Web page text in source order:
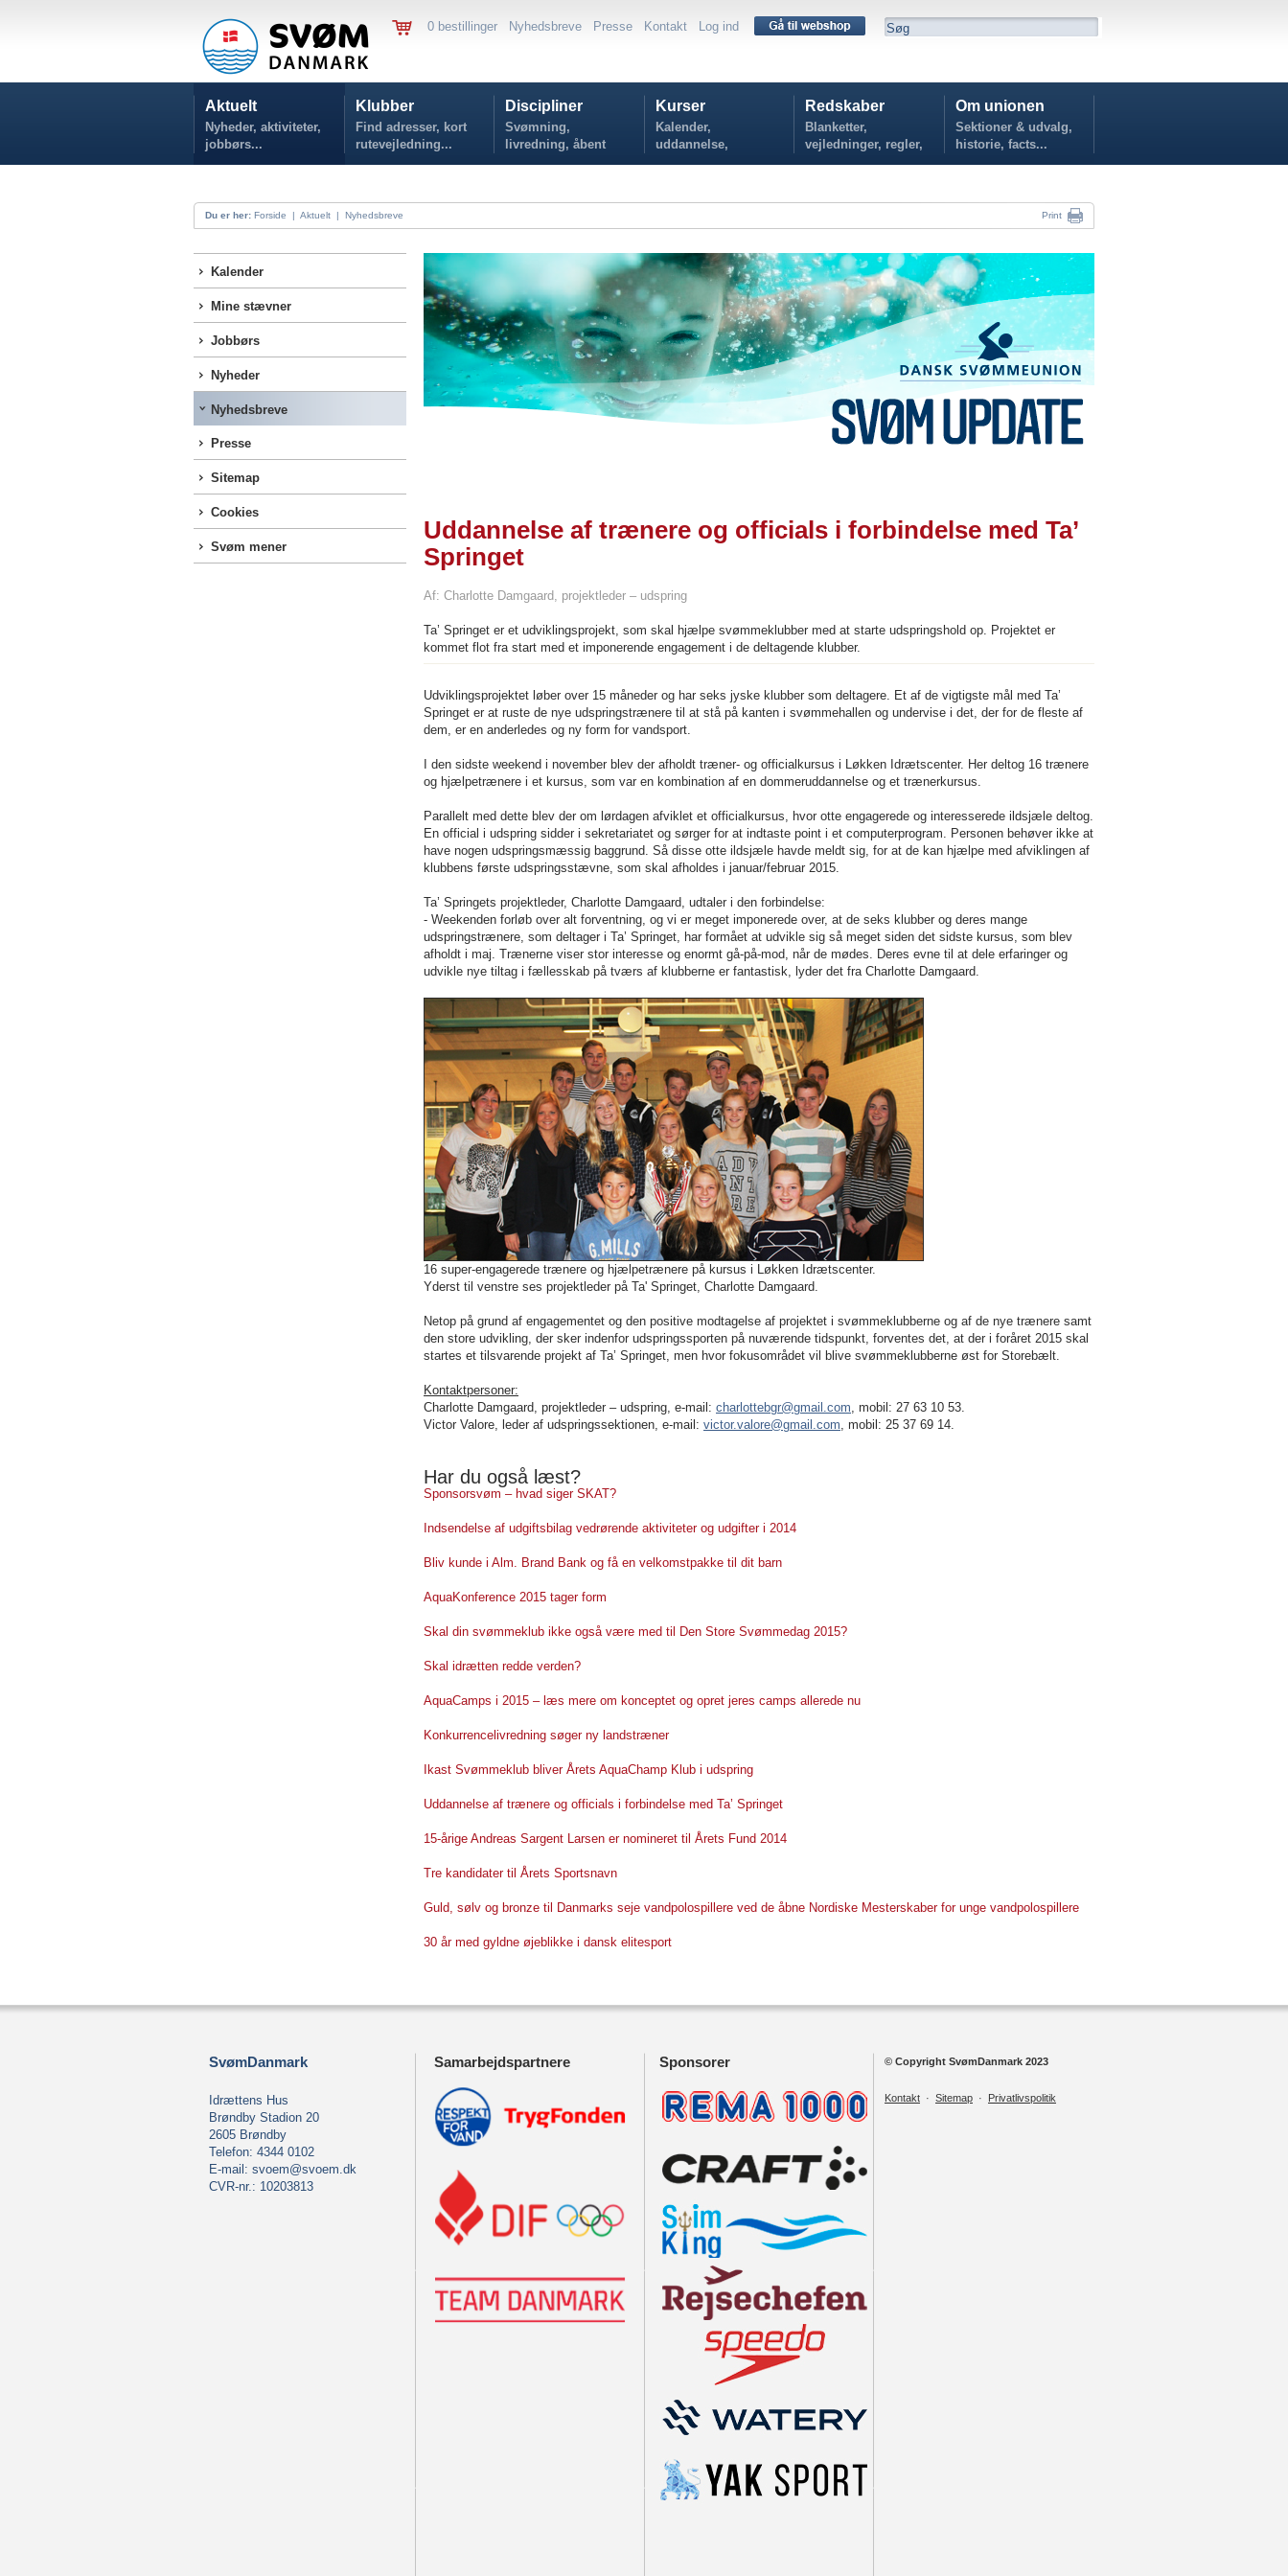
0 bestillinger Nyhedsbreve Presse Kontakt Log ind
Aktuelt
Nyheder, aktiviteter,
jobbørs...
Klubber
Find adresser, kort
rutevejledning...
Discipliner
Svømning,
livredning, åbent
vand...
Kurser
Kalender,
uddannelse,
tilmelding...
Redskaber
Blanketter,
vejledninger, regler,
politikker...
Om unionen
Sektioner & udvalg,
historie, facts...
Du er her: Forside | Aktuelt | Nyhedsbreve Print
Kalender
Mine stævner
Jobbørs
Nyheder
Nyhedsbreve
Presse
Sitemap
Cookies
Svøm mener
Uddannelse af trænere og officials i forbindelse med Ta’
Springet
Af: Charlotte Damgaard, projektleder – udspring
Ta’ Springet er et udviklingsprojekt, som skal hjælpe svømmeklubber med at starte udspringshold op. Projektet er
kommet flot fra start med et imponerende engagement i de deltagende klubber.
Udviklingsprojektet løber over 15 måneder og har seks jyske klubber som deltagere. Et af de vigtigste mål med Ta’
Springet er at ruste de nye udspringstrænere til at stå på kanten i svømmehallen og undervise i det, der for de fleste af
dem, er en anderledes og ny form for vandsport.
I den sidste weekend i november blev der afholdt træner- og officialkursus i Løkken Idrætscenter. Her deltog 16 trænere
og hjælpetrænere i et kursus, som var en kombination af en dommeruddannelse og et trænerkursus.
Parallelt med dette blev der om lørdagen afviklet et officialkursus, hvor otte engagerede og interesserede ildsjæle deltog.
En official i udspring sidder i sekretariatet og sørger for at indtaste point i et computerprogram. Personen behøver ikke at
have nogen udspringsmæssig baggrund. Så disse otte ildsjæle havde meldt sig, for at de kan hjælpe med afviklingen af
klubbens første udspringsstævne, som skal afholdes i januar/februar 2015.
Ta’ Springets projektleder, Charlotte Damgaard, udtaler i den forbindelse:
- Weekenden forløb over alt forventning, og vi er meget imponerede over, at de seks klubber og deres mange
udspringstrænere, som deltager i Ta’ Springet, har formået at udvikle sig så meget siden det sidste kursus, som blev
afholdt i maj. Trænerne viser stor interesse og enormt gå-på-mod, når de mødes. Deres evne til at dele erfaringer og
udvikle nye tiltag i fællesskab på tværs af klubberne er fantastisk, lyder det fra Charlotte Damgaard.
16 super-engagerede trænere og hjælpetrænere på kursus i Løkken Idrætscenter.
Yderst til venstre ses projektleder på Ta' Springet, Charlotte Damgaard.
Netop på grund af engagementet og den positive modtagelse af projektet i svømmeklubberne og af de nye trænere samt
den store udvikling, der sker indenfor udspringssporten på nuværende tidspunkt, forventes det, at der i foråret 2015 skal
startes et tilsvarende projekt af Ta’ Springet, men hvor fokusområdet vil blive svømmeklubberne øst for Storebælt.
Kontaktpersoner:
Charlotte Damgaard, projektleder – udspring, e-mail: charlottebgr@gmail.com, mobil: 27 63 10 53.
Victor Valore, leder af udspringssektionen, e-mail: victor.valore@gmail.com, mobil: 25 37 69 14.
Har du også læst?
Sponsorsvøm – hvad siger SKAT?
Indsendelse af udgiftsbilag vedrørende aktiviteter og udgifter i 2014
Bliv kunde i Alm. Brand Bank og få en velkomstpakke til dit barn
AquaKonference 2015 tager form
Skal din svømmeklub ikke også være med til Den Store Svømmedag 2015?
Skal idrætten redde verden?
AquaCamps i 2015 – læs mere om konceptet og opret jeres camps allerede nu
Konkurrencelivredning søger ny landstræner
Ikast Svømmeklub bliver Årets AquaChamp Klub i udspring
Uddannelse af trænere og officials i forbindelse med Ta’ Springet
15-årige Andreas Sargent Larsen er nomineret til Årets Fund 2014
Tre kandidater til Årets Sportsnavn
Guld, sølv og bronze til Danmarks seje vandpolospillere ved de åbne Nordiske Mesterskaber for unge vandpolospillere
30 år med gyldne øjeblikke i dansk elitesport
SvømDanmark
Idrættens Hus
Brøndby Stadion 20
2605 Brøndby
Telefon: 4344 0102
E-mail: svoem@svoem.dk
CVR-nr.: 10203813
Samarbejdspartnere Sponsorer © Copyright SvømDanmark 2023
Kontakt · Sitemap · Privatlivspolitik